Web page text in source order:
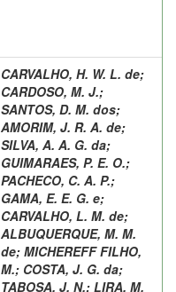
CARVALHO, H. W. L. de;
CARDOSO, M. J.;
SANTOS, D. M. dos;
AMORIM, J. R. A. de;
SILVA, A. A. G. da;
GUIMARAES, P. E. O.;
PACHECO, C. A. P.;
GAMA, E. E. G. e;
CARVALHO, L. M. de;
ALBUQUERQUE, M. M.
de; MICHEREFF FILHO,
M.; COSTA, J. G. da;
TABOSA, J. N.; LIRA, M.